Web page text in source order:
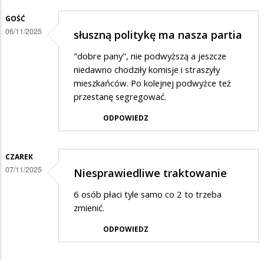
GOŚĆ
06/11/2025 słuszną politykę ma nasza partia
"dobre pany", nie podwyższą a jeszcze
niedawno chodziły komisje i straszyły
mieszkańców. Po kolejnej podwyżce też
przestanę segregować.
ODPOWIEDZ
CZAREK
07/11/2025 Niesprawiedliwe traktowanie
6 osób płaci tyle samo co 2 to trzeba
zmienić.
ODPOWIEDZ